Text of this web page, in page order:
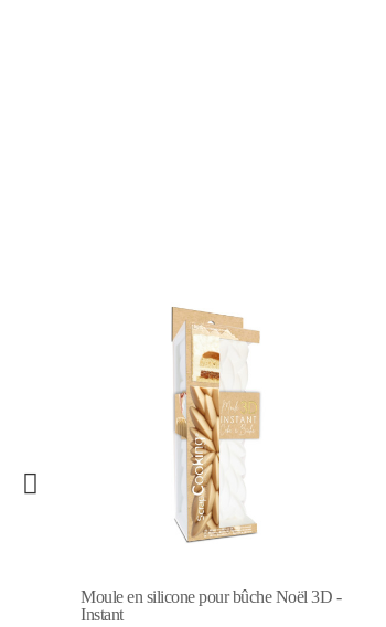
Moule en silicone pour biscuits tartelettes
- 11 empreintes